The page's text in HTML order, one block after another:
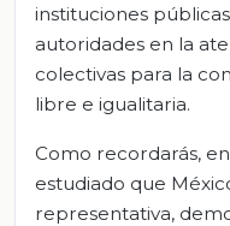
instituciones
autoridades en la
colectivas para la
libre e igualitaria.
Como recordarás,
estudiado que
representativa,